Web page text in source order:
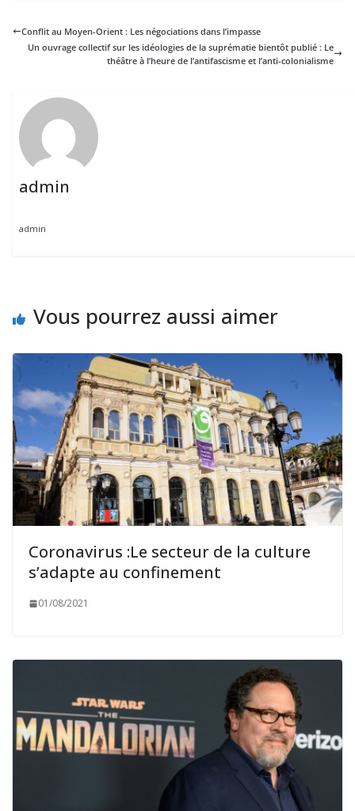
Conflit au Moyen-Orient : Les négociations dans l’impasse
Un ouvrage collectif sur les idéologies de la suprématie bientôt publié : Le
théâtre à l’heure de l’antifascisme et l’anti-colonialisme
admin
admin
Vous pourrez aussi aimer
Coronavirus :Le secteur de la culture
s’adapte au confinement
01/08/2021